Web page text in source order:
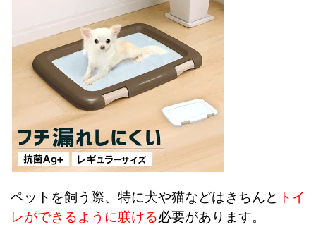
ペットを飼う際、特に犬や猫などはきちんと トイ
レができるように躾ける必要があります。